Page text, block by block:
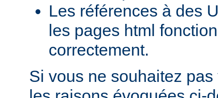
Les références à des
les pages html
correctement.
Si vous ne souhaitez